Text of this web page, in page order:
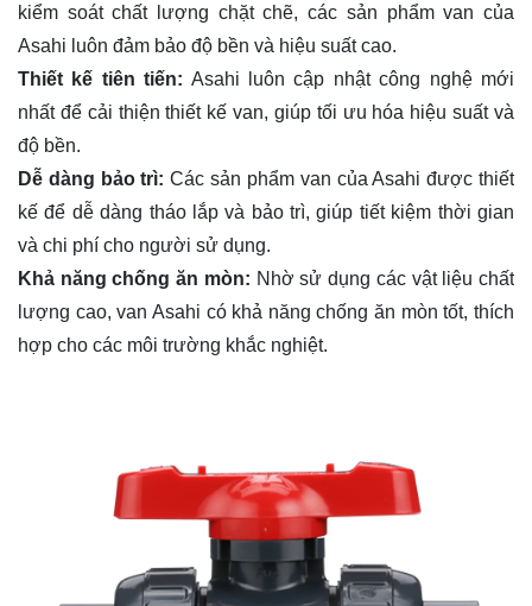
kiểm soát chất lượng chặt chẽ, các sản phẩm van của
Asahi luôn đảm bảo độ bền và hiệu suất cao.
Thiết kế tiên tiến: Asahi luôn cập nhật công nghệ mới
nhất để cải thiện thiết kế van, giúp tối ưu hóa hiệu suất và
độ bền.
Dễ dàng bảo trì: Các sản phẩm van của Asahi được thiết
kế để dễ dàng tháo lắp và bảo trì, giúp tiết kiệm thời gian
và chi phí cho người sử dụng.
Khả năng chống ăn mòn: Nhờ sử dụng các vật liệu chất
lượng cao, van Asahi có khả năng chống ăn mòn tốt, thích
hợp cho các môi trường khắc nghiệt.